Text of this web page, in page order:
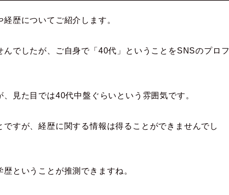
歴についてご紹介します。
でしたが、ご自身で「40代」ということをSNSのプロフ
見た目では40代中盤ぐらいという雰囲気です。
すが、経歴に関する情報は得ることができませんでし
ということが推測できますね。